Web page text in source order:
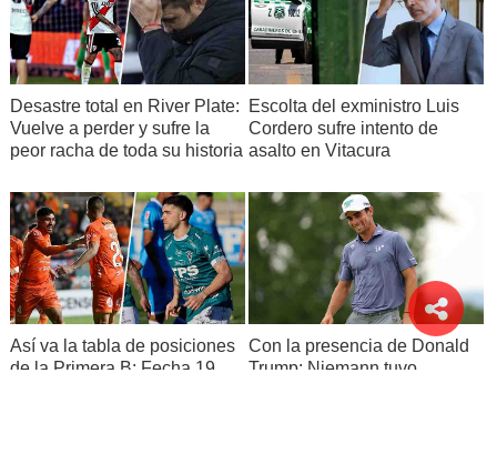
Desastre total en River Plate:
Vuelve a perder y sufre la
peor racha de toda su historia
Escolta del exministro Luis
Cordero sufre intento de
asalto en Vitacura
Así va la tabla de posiciones
de la Primera B: Fecha 19
Con la presencia de Donald
Trump: Niemann tuvo